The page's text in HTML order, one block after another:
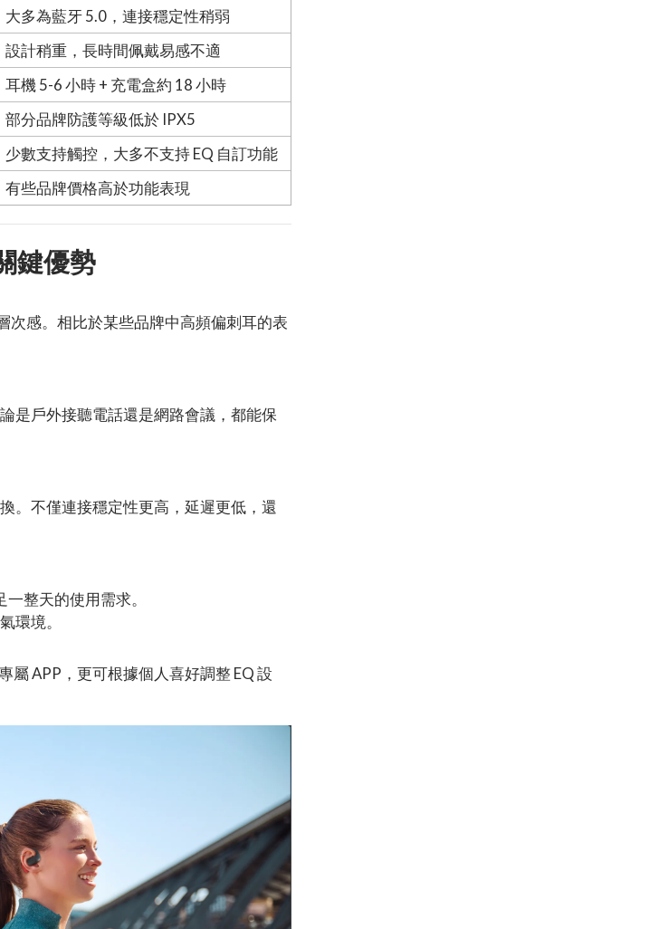
大多為藍牙 5.0，連接穩定性稍弱
設計稍重，長時間佩戴易感不適
耳機 5-6 小時 + 充電盒約 18 小時
部分品牌防護等級低於 IPX5
少數支持觸控，大多不支持 EQ 自訂功能
有些品牌價格高於功能表現
鍵優勢
次感。相比於某些品牌中高頻偏刺耳的表
是戶外接聽電話還是網路會議，都能保
。不僅連接穩定性更高，延遲更低，還
一整天的使用需求。
環境。
APP，更可根據個人喜好調整 EQ 設